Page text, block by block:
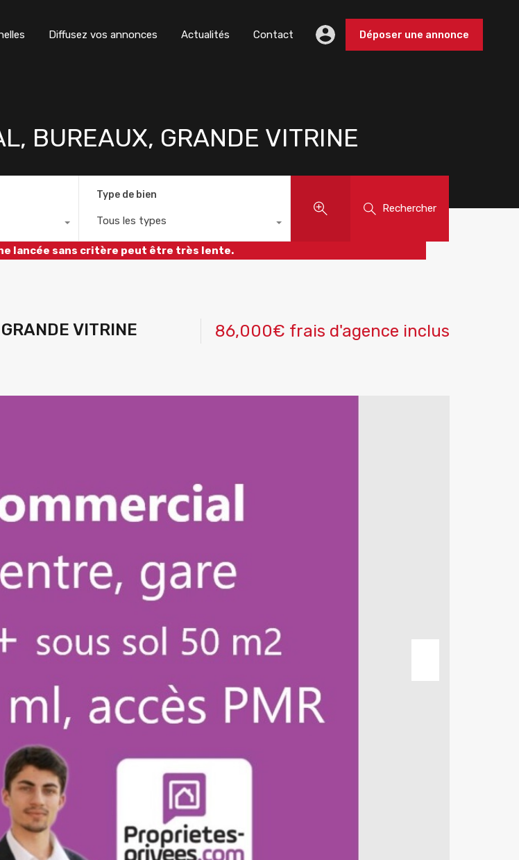
Diffusez vos annonces Actualités Contact Déposer une annonce
BUREAUX, GRANDE VITRINE
Type de bien
Tous les types
Rechercher
lancée sans critère peut être très lente.
VITRINE 86,000€ frais d'agence inclus